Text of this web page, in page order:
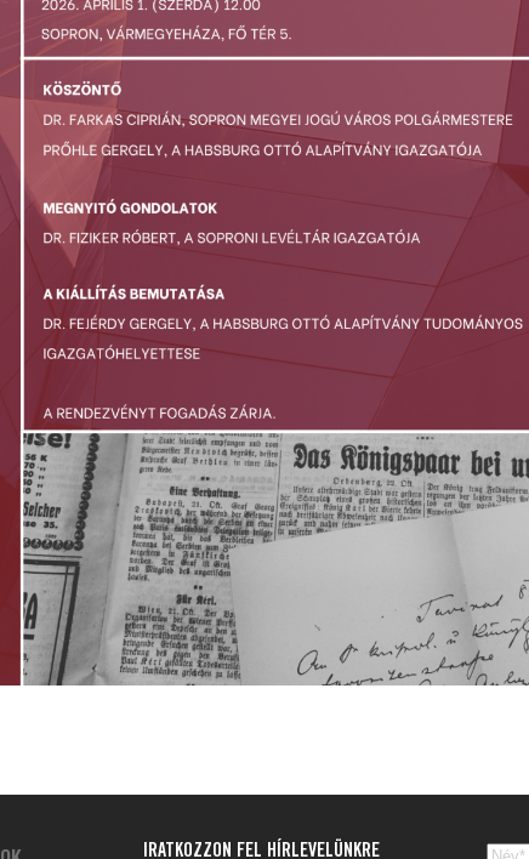
IRATKOZZON FEL HÍRLEVELÜNKRE